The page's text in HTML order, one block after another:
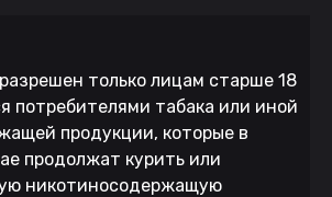
только лицам старше 18
потребителями табака или иной
продукции, которые в
продолжат курить или
никотиносодержащую